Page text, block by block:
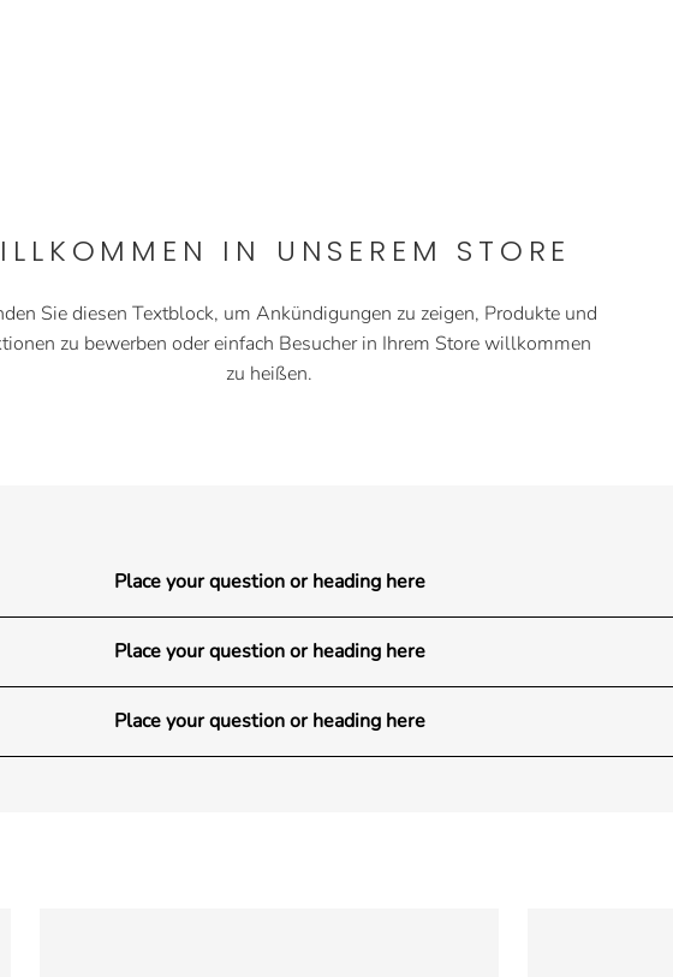
IN UNSEREM STORE
Sie diesen Textblock, um Ankündigungen zu zeigen, Produkte und
zu bewerben oder einfach Besucher in Ihrem Store willkommen
zu heißen.
Place your question or heading here
Place your question or heading here
Place your question or heading here